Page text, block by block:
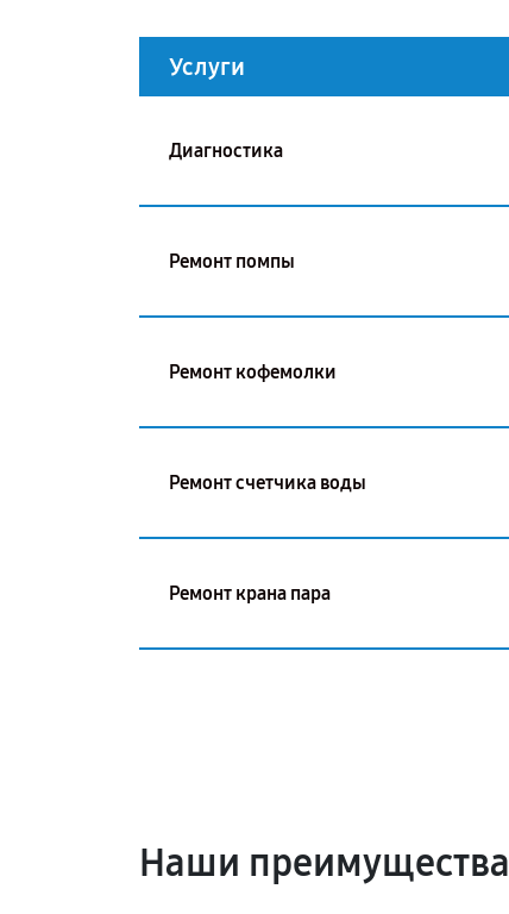
Услуги
Диагностика
Ремонт помпы
Ремонт кофемолки
Ремонт счетчика воды
Ремонт крана пара
Наши преимущества